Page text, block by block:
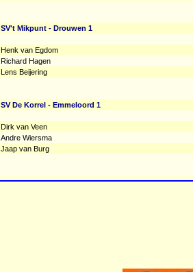
SV't Mikpunt - Drouwen 1
Henk van Egdom
Richard Hagen
Lens Beijering
SV De Korrel - Emmeloord 1
Dirk van Veen
Andre Wiersma
Jaap van Burg